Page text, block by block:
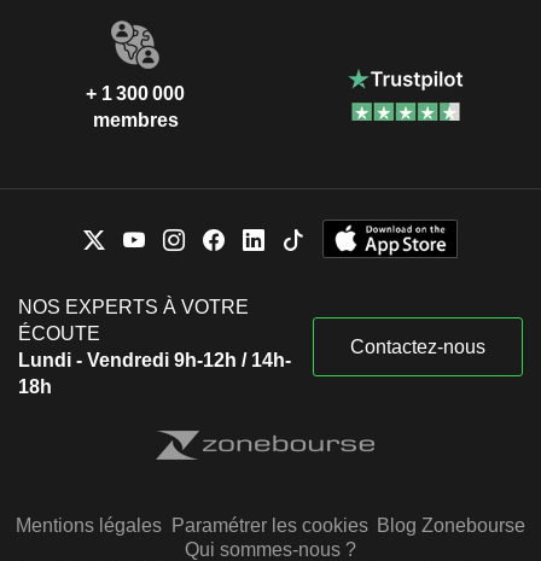
+ 1 300 000
membres
NOS EXPERTS À VOTRE
ÉCOUTE
Lundi - Vendredi 9h-12h / 14h-
18h
Contactez-nous
Mentions légales Paramétrer les cookies Blog Zonebourse
Qui sommes-nous ?